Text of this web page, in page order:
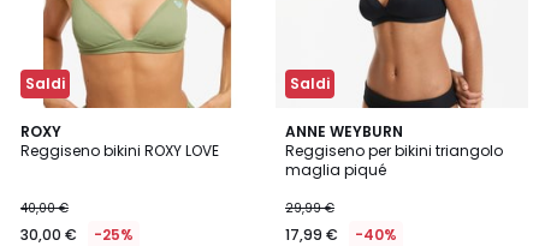
Saldi
ROXY
Reggiseno bikini ROXY LOVE
40,00 €
30,00 € -25%
2
Colori
Saldi
ANNE WEYBURN
Reggiseno per bikini triangolo
maglia piqué
29,99 €
17,99 € -40%
4,6
/ 5